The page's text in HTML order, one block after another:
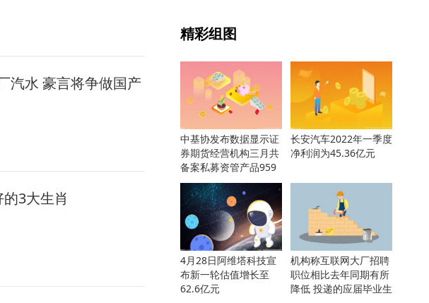
汽水 豪言将争做国产
3大生肖
精彩组图
中基协发布数据显示证
券期货经营机构三月共
备案私募资管产品959
只
长安汽车2022年一季度
净利润为45.36亿元
4月28日阿维塔科技宣
布新一轮估值增长至
62.6亿元
机构称互联网大厂招聘
职位相比去年同期有所
降低 投递的应届毕业生